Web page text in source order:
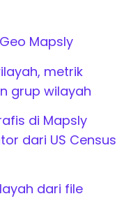
Mapsly
metrik
grup wilayah
di Mapsly
dari US Census
dari file